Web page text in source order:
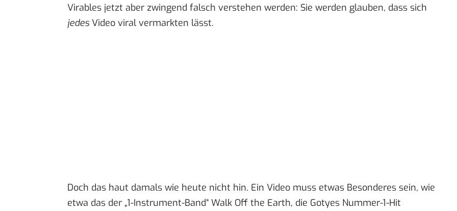
Virables jetzt aber zwingend falsch verstehen werden: Sie werden glauben, dass sich
jedes Video viral vermarkten lässt.
Doch das haut damals wie heute nicht hin. Ein Video muss etwas Besonderes sein, wie
etwa das der „1-Instrument-Band“ Walk Off the Earth, die Gotyes Nummer-1-Hit